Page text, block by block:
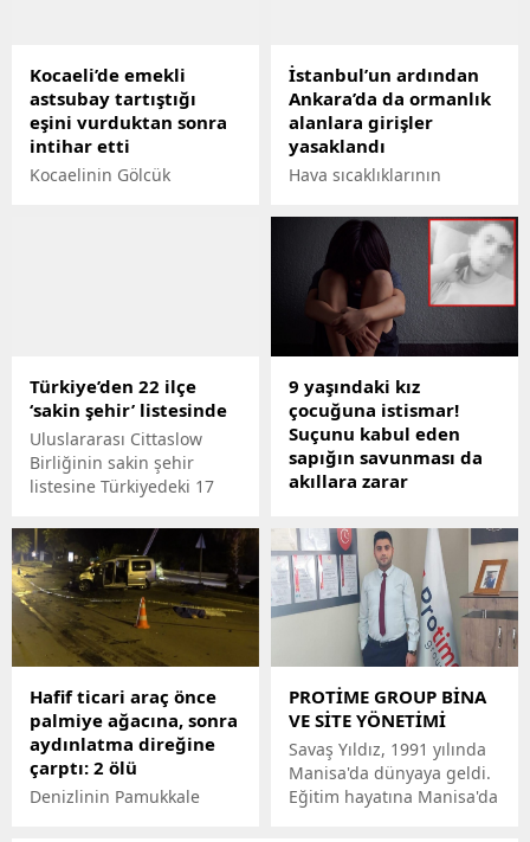
Kocaeli’de emekli
astsubay tartıştığı
eşini vurduktan sonra
intihar etti
Kocaelinin Gölcük
İstanbul’un ardından
Ankara’da da ormanlık
alanlara girişler
yasaklandı
Hava sıcaklıklarının
yangını tehlikesi ortaya
çıkarken, valilikler de
yaşanabilecek
olumsuzluklara karşı kritik
adımlar atmaya başladı.
İstanbulun ardından
Ankara Valiliği de orman
yangınlarının önlenmesi
amacıyla, bazı piknik ve
mesire alanları dışında
ormanlık alanlara
girişlerin 30 Eylüle kadar
Türkiye’den 22 ilçe
‘sakin şehir’ listesinde
Uluslararası Cittaslow
Birliğinin sakin şehir
listesine Türkiyedeki 17
başardı. Türkiye listesine
girmek için adaylık
başvurusu yapan ve
kriterlerle ilgili inceleme
süreçleri devam eden 8
ilçe ise listeye girmek için
9 yaşındaki kız
çocuğuna istismar!
Suçunu kabul eden
sapığın savunması da
akıllara zarar
çocuğuna 3 yıldır cinsel
istismarda bulunan kişi,
emniyetteki sorgusunda
suçunu kabul etti. Kız
çocuğuna ilk başlarda
cinsel içerikli görüntüler
"Kabul ettiği zamanlarda
ilişkiye giriyordum. Kaç
kez ilişkiye girdiğimizin
sayısını hatırlamıyorum.
Ona da Hiç kimseye
Hafif ticari araç önce
palmiye ağacına, sonra
aydınlatma direğine
çarptı: 2 ölü
Denizlinin Pamukkale
PROTİME GROUP BİNA
VE SİTE YÖNETİMİ
Savaş Yıldız, 1991 yılında
Manisa'da dünyaya geldi.
Eğitim hayatına Manisa'da